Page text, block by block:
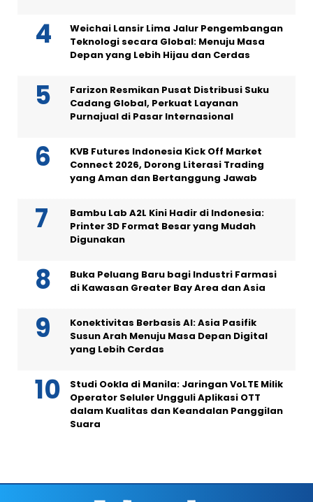
Weichai Lansir Lima Jalur Pengembangan
Teknologi secara Global: Menuju Masa
Depan yang Lebih Hijau dan Cerdas
Farizon Resmikan Pusat Distribusi Suku
Cadang Global, Perkuat Layanan
Purnajual di Pasar Internasional
KVB Futures Indonesia Kick Off Market
Connect 2026, Dorong Literasi Trading
yang Aman dan Bertanggung Jawab
Bambu Lab A2L Kini Hadir di Indonesia:
Printer 3D Format Besar yang Mudah
Digunakan
Buka Peluang Baru bagi Industri Farmasi
di Kawasan Greater Bay Area dan Asia
Konektivitas Berbasis AI: Asia Pasifik
Susun Arah Menuju Masa Depan Digital
yang Lebih Cerdas
Studi Ookla di Manila: Jaringan VoLTE Milik
Operator Seluler Ungguli Aplikasi OTT
dalam Kualitas dan Keandalan Panggilan
Suara